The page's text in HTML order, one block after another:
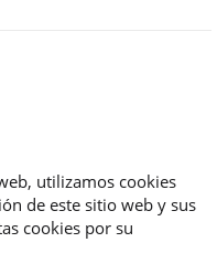
utilizamos cookies
de este sitio web y sus
cookies por su